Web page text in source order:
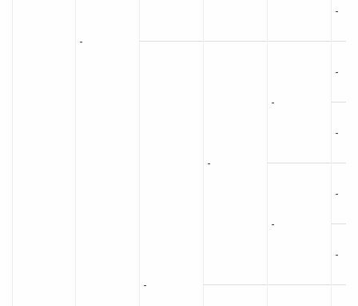
-
-
-
-
-
-
-
-
-
-